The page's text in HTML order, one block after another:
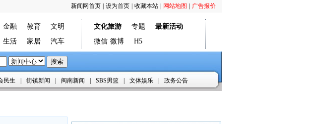
广告报价
网站地图
收藏本站
设为首页
新闻网首页
金融 教育
文明
生活 家居 汽车
文化旅游 专题
最新活动
微信 微博 H5
民生 街镇新闻 闽南新闻 SBS男篮 文体娱乐 政务公告